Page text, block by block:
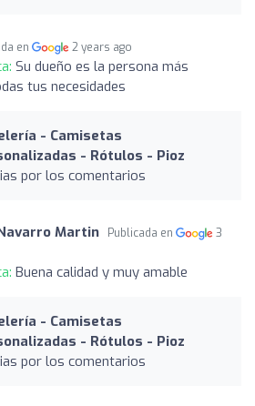
en 2 years ago
Su dueño es la persona más
tus necesidades
- Camisetas
- Rótulos - Pioz
por los comentarios
Martin Publicada en
3
Buena calidad y muy amable
- Camisetas
- Rótulos - Pioz
por los comentarios